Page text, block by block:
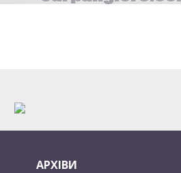
АРХІВИ